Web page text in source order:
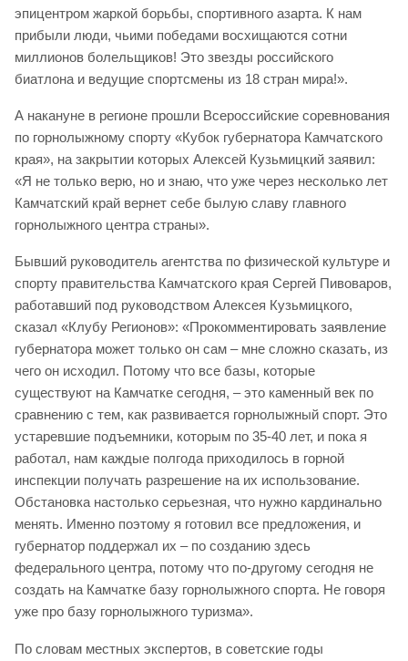
эпицентром жаркой борьбы, спортивного азарта. К нам
прибыли люди, чьими победами восхищаются сотни
миллионов болельщиков! Это звезды российского
биатлона и ведущие спортсмены из 18 стран мира!».
А накануне в регионе прошли Всероссийские соревнования
по горнолыжному спорту «Кубок губернатора Камчатского
края», на закрытии которых Алексей Кузьмицкий заявил:
«Я не только верю, но и знаю, что уже через несколько лет
Камчатский край вернет себе былую славу главного
горнолыжного центра страны».
Бывший руководитель агентства по физической культуре и
спорту правительства Камчатского края Сергей Пивоваров,
работавший под руководством Алексея Кузьмицкого,
сказал «Клубу Регионов»: «Прокомментировать заявление
губернатора может только он сам – мне сложно сказать, из
чего он исходил. Потому что все базы, которые
существуют на Камчатке сегодня, – это каменный век по
сравнению с тем, как развивается горнолыжный спорт. Это
устаревшие подъемники, которым по 35-40 лет, и пока я
работал, нам каждые полгода приходилось в горной
инспекции получать разрешение на их использование.
Обстановка настолько серьезная, что нужно кардинально
менять. Именно поэтому я готовил все предложения, и
губернатор поддержал их – по созданию здесь
федерального центра, потому что по-другому сегодня не
создать на Камчатке базу горнолыжного спорта. Не говоря
уже про базу горнолыжного туризма».
По словам местных экспертов, в советские годы